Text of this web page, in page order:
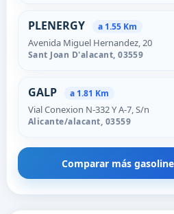
PLENERGY a 1.55 Km
Avenida Miguel Hernandez, 20
Sant Joan D'alacant,03559
GALP a 1.81 Km
Vial Conexion N-332 Y A-7, S/n
Alicante/alacant, 03559
Comparar más